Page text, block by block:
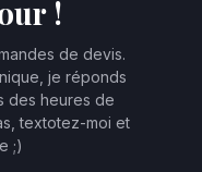
!
de devis.
je réponds
des heures de
textotez-moi et
;)